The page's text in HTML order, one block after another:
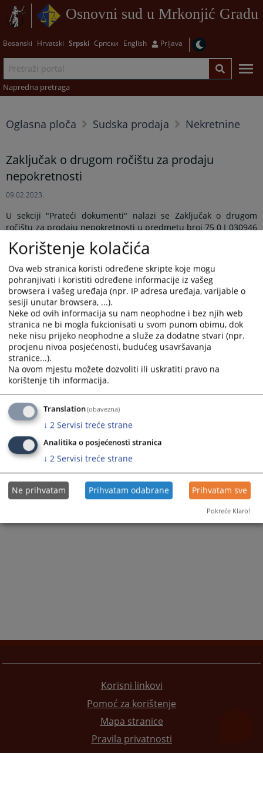
Osnovni sud u Mrkonjić Gradu
Bosanski Hrvatski Srpski Српски English Prijava
Napredna pretraga
Oglasna ploča Sudska prodaja Nekretnine
Zaključak o drugom ročištu za prodaju
nepokretnosti
09.02.2023.
U sekciji "Prateći dokumenti" nalazi se Zaključak o drugom
ročištu za prodaju nepokretnosti u predmetu broj 75 0 I 030946
20 I 3. Ročište će se održati dana 01.03.2023.godine sa
početkom u 11,00 časova u zgradi Osnovnog suda u Mrkonjić
Gradu, sudnica broj 15.
Prikazana vijest je na: Srpski jezik
Prateći dokumenti
Zakljucak o prodaji nepokretnosti
373
Korisni linkovi
Pomoć za korištenje
Mapa stranice
Pravila privatnosti
Korištenje kolačića
Ova web stranica koristi određene skripte koje mogu
pohranjivati i koristiti određene informacije iz vašeg
browsera i vašeg uređaja (npr. IP adresa uređaja, varijable o
sesiji unutar browsera, ...).
Neke od ovih informacija su nam neophodne i bez njih web
stranica ne bi mogla fukcionisati u svom punom obimu, dok
neke nisu prijeko neophodne a služe za dodatne stvari (npr.
procjenu nivoa posjećenosti, budućeg usavršavanja
stranice...).
Na ovom mjestu možete dozvoliti ili uskratiti pravo na
korištenje tih informacija.
Translation(obavezna)
↓ 2 Servisi treće strane
Analitika o posjećenosti stranica
↓ 2 Servisi treće strane
Ne prihvatam Prihvatam odabrane Prihvatam sve
Pokreće Klaro!